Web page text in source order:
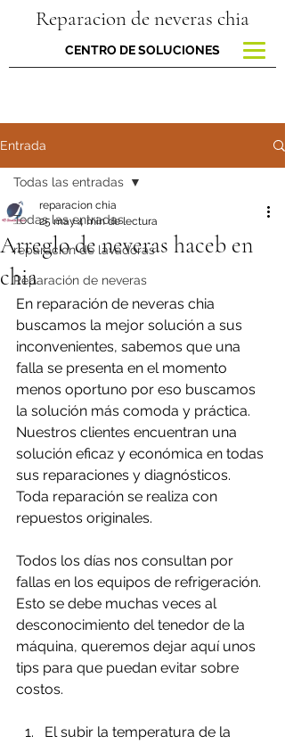
Reparacion de neveras chia
CENTRO DE SOLUCIONES
Entrada
Todas las entradas
reparacion de lavadoras
Reparación de neveras
Todas las entradas
Arreglo de neveras haceb en
chia
reparacion chia
25 may4 min de lectura
En reparación de neveras chia
buscamos la mejor solución a sus
inconvenientes, sabemos que una
falla se presenta en el momento
menos oportuno por eso buscamos
la solución más comoda y práctica.
Nuestros clientes encuentran una
solución eficaz y económica en todas
sus reparaciones y diagnósticos.
Toda reparación se realiza con
repuestos originales.
Todos los días nos consultan por
fallas en los equipos de refrigeración.
Esto se debe muchas veces al
desconocimiento del tenedor de la
máquina, queremos dejar aquí unos
tips para que puedan evitar sobre
costos.
El subir la temperatura de la